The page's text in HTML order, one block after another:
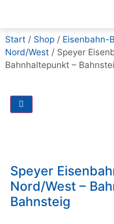
Start / Shop / Eisenbahn-
Nord/West / Speyer
Bahnhaltepunkt –
Speyer
Nord/West –
Bahnsteig